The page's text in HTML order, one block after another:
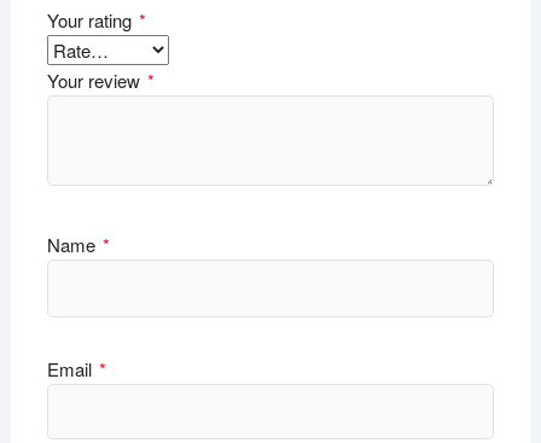
Your rating *
Your review *
Name *
Email *